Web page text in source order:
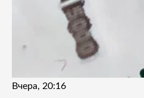
Вчера, 20:16